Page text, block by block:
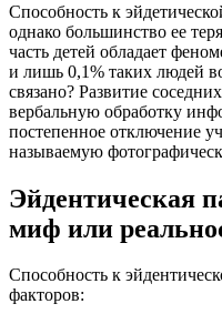
Способность к
однако большинство ее
часть детей обладает
и лишь 0,1% таких людей
связано? Развитие
вербальную обработку
постепенное отключение
называемую
Эйдентическая
миф или
Способность к
факторов: